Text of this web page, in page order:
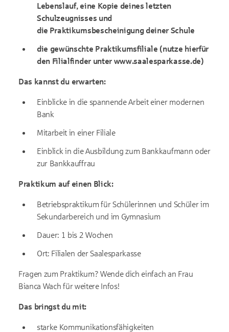
Lebenslauf, eine Kopie deines letzten
Schulzeugnisses und
die Praktikumsbescheinigung deiner Schule
die gewünschte Praktikumsfiliale (nutze hierfür
den Filialfinder unter www.saalesparkasse.de)
Das kannst du erwarten:
Einblicke in die spannende Arbeit einer modernen
Bank
Mitarbeit in einer Filiale
Einblick in die Ausbildung zum Bankkaufmann oder
zur Bankkauffrau
Praktikum auf einen Blick:
Betriebspraktikum für Schülerinnen und Schüler im
Sekundarbereich und im Gymnasium
Dauer: 1 bis 2 Wochen
Ort: Filialen der Saalesparkasse
Fragen zum Praktikum? Wende dich einfach an Frau
Bianca Wach für weitere Infos!
Das bringst du mit:
starke Kommunikationsfähigkeiten